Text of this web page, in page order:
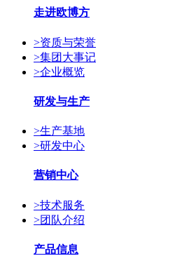
走进欧博方
>资质与荣誉
>集团大事记
>企业概览
研发与生产
>生产基地
>研发中心
营销中心
>技术服务
>团队介绍
产品信息